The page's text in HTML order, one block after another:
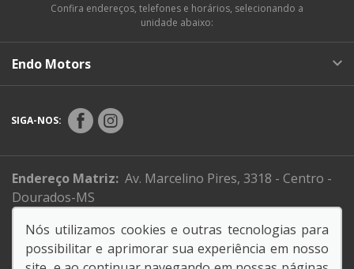
Confira endereços, telefones e horários, selecionando a
unidade abaixo:
Endo Motors
SIGA-NOS:
Endereço Matriz: Av. Marcelino Pires, 3318 - Centro -
Dourados-MS
No trânsito, enxergar o outro é salvar vidas..
Nós utilizamos cookies e outras tecnologias para
possibilitar e aprimorar sua experiência em nosso